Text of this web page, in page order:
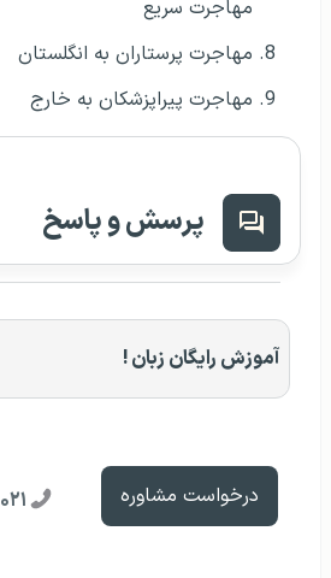
مهاجرت سریع
مهاجرت پرستاران به انگلستان
مهاجرت پیراپزشکان به خارج
پرسش و پاسخ
آموزش رایگان زبان !
درخواست مشاوره ۰۲۱ ۴۳۰۰۰ ۰۲۱